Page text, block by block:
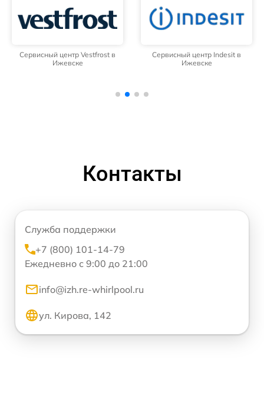
Сервисный центр Vestfrost в
Ижевске
Сервисный центр Indesit в
Ижевске
Контакты
Служба поддержки
+7 (800) 101-14-79
Ежедневно с 9:00 до 21:00
info@izh.re-whirlpool.ru
ул. Кирова, 142